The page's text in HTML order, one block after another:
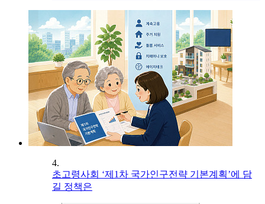
4.
초고령사회 ‘제1차 국가인구전략 기본계획’에 담
길 정책은